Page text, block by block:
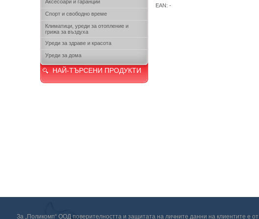
За „Поликомп“ ООД поверителността и защитата на личните данни на клиентите е
Аксесоари и гаранции
Спорт и свободно време
Климатици, уреди за отопление и
грижа за въздуха
Уреди за здраве и красота
Уреди за дома
НАЙ-ТЪРСЕНИ ПРОДУКТИ
EAN: -